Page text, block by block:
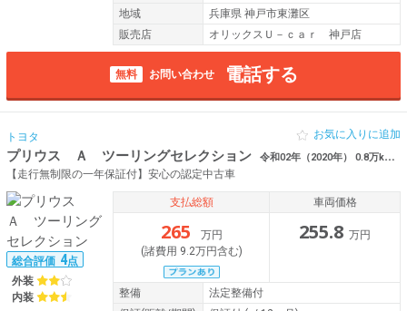
地域
兵庫県 神戸市東灘区
販売店
オリックスＵ－ｃａｒ 神戸店
無料 お問い合わせ 電話する
トヨタ
プリウス Ａ ツーリングセレクション 令和02年（2020年） 0.8万km 兵庫県伊丹市 ナー ９インチナビ
【走行無制限の一年保証付】安心の認定中古車
お気に入りに追加
総合評価 4点
外装
内装
支払総額
265
万円
(諸費用 9.2万円含む)
車両価格
255.8 万円
整備
法定整備付